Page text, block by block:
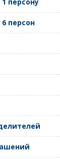
персон